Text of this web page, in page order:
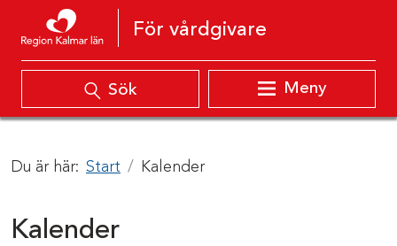
Hoppa till innehåll
För vårdgivare
Sök Meny
Du är här: Start Kalender
Kalender